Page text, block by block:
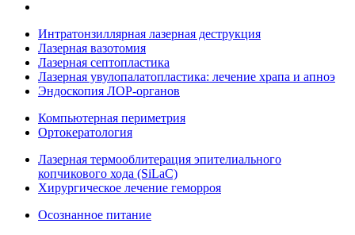
Интратонзиллярная лазерная деструкция
Лазерная вазотомия
Лазерная септопластика
Лазерная увулопалатопластика: лечение храпа и апноэ
Эндоскопия ЛОР-органов
Компьютерная периметрия
Ортокератология
Лазерная термооблитерация эпителиального
копчикового хода (SiLaC)
Хирургическое лечение геморроя
Осознанное питание